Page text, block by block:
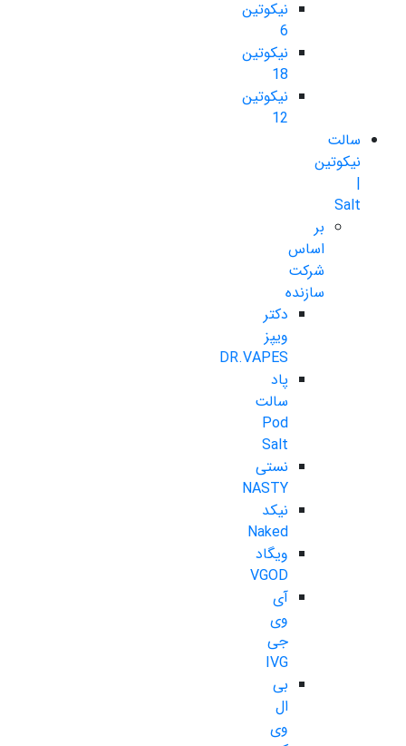
نیکوتین
6
نیکوتین
18
نیکوتین
12
سالت
نیکوتین
|
Salt
بر
اساس
شرکت
سازنده
دکتر
ویپز
DR.VAPES
پاد
سالت
Pod
Salt
نستی
NASTY
نیکد
Naked
ویگاد
VGOD
آی
وی
جی
IVG
بی
ال
وی